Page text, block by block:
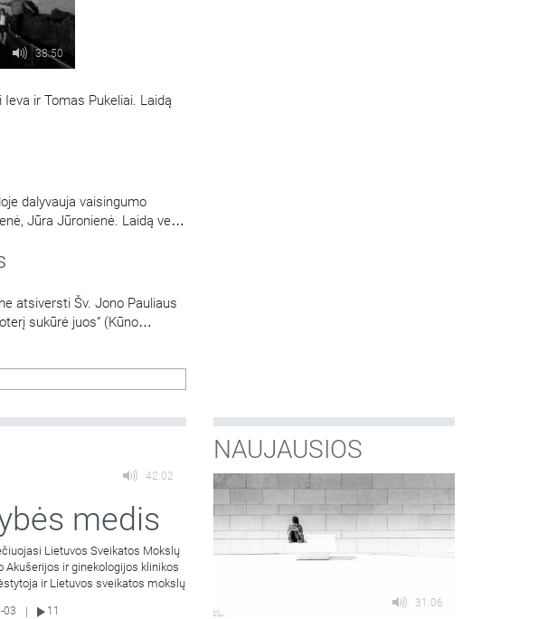
narė Giedrė
38:50
ir Tomas Pukeliai. Laidą
dalyvauja vaisingumo
Jūra Jūronienė. Laidą veda
atsiversti Šv. Jono Pauliaus
sukūrė juos“ (Kūno
popiežius Jonas
remdamasis tuo, kaip ją
42:02
medis
Lietuvos Sveikatos Mokslų
Akušerijos ir ginekologijos klinikos
ir Lietuvos sveikatos mokslų
03
11
NAUJAUSIOS
31:06